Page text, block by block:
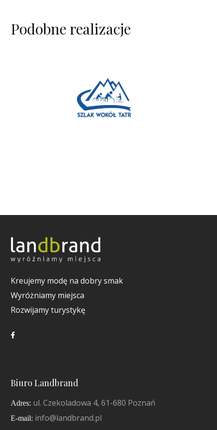
Podobne realizacje
Kreujemy modę na dobry smak
Wyróżniamy miejsca
Rozwijamy turystykę
Biuro Landbrand
Adres: ul. Czekoladowa 4, 61-680 Poznań
E-mail: info@landbrand.pl